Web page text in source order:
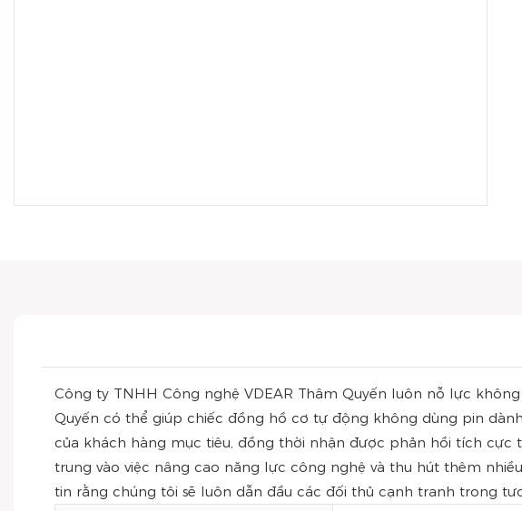
Công ty TNHH Công nghệ VDEAR Thâm Quyến luôn nỗ lực
Quyến có thể giúp chiếc đồng hồ cơ tự động không dùng pin
của khách hàng mục tiêu, đồng thời nhận được phản hồi tích
trung vào việc nâng cao năng lực công nghệ và thu hút thêm
tin rằng chúng tôi sẽ luôn dẫn đầu các đối thủ cạnh tranh trong